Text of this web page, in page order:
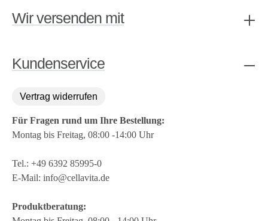
Wir versenden mit
Kundenservice
Vertrag widerrufen
Für Fragen rund um Ihre Bestellung:
Montag bis Freitag, 08:00 -14:00 Uhr
Tel.: +49 6392 85995-0
E-Mail: info@cellavita.de
Produktberatung: